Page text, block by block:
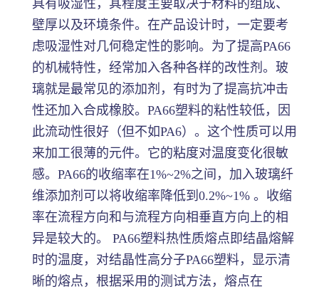
具有吸湿性，其程度主要取决于材料的组成、
壁厚以及环境条件。在产品设计时，一定要考
虑吸湿性对几何稳定性的影响。为了提高PA66
的机械特性，经常加入各种各样的改性剂。玻
璃就是最常见的添加剂，有时为了提高抗冲击
性还加入合成橡胶。PA66塑料的粘性较低，因
此流动性很好（但不如PA6）。这个性质可以用
来加工很薄的元件。它的粘度对温度变化很敏
感。PA66的收缩率在1%~2%之间，加入玻璃纤
维添加剂可以将收缩率降低到0.2%~1% 。收缩
率在流程方向和与流程方向相垂直方向上的相
异是较大的。 PA66塑料热性质熔点即结晶熔解
时的温度，对结晶性高分子PA66塑料，显示清
晰的熔点，根据采用的测试方法，熔点在